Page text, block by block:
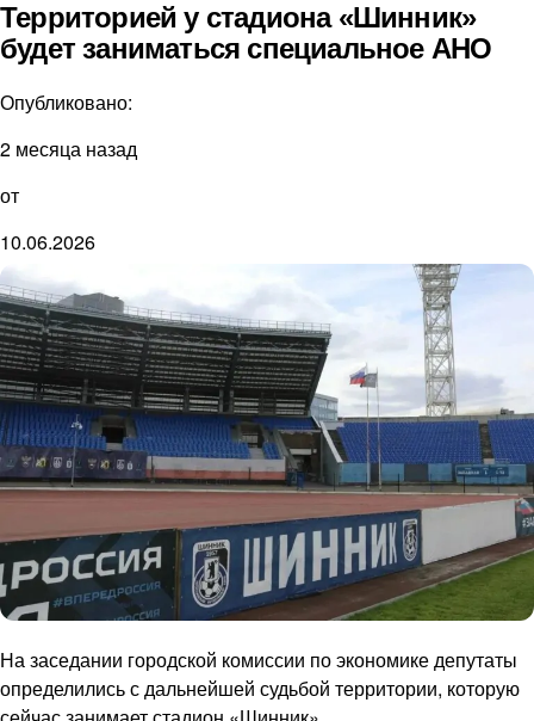
Территорией у стадиона «Шинник»
будет заниматься специальное АНО
Опубликовано:
2 месяца назад
от
10.06.2026
На заседании городской комиссии по экономике депутаты
определились с дальнейшей судьбой территории, которую